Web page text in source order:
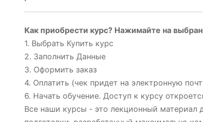
Как приобрести курс? Нажимайте на
1. Выбрать Купить курс
2. Заполнить Данные
3. Оформить заказ
4. Оплатить (чек придет на электронную
6. Начать обучение. Доступ к курсу
Все наши курсы - это лекционный материал